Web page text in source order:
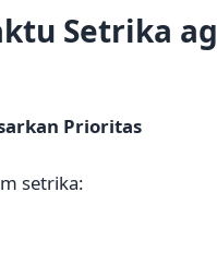
Setrika
Prioritas
setrika: